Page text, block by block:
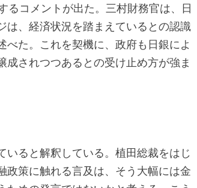
るコメントが出た。三村財務官は、日
は、経済状況を踏まえているとの認識
た。これを契機に、政府も日銀によ
されつつあるとの受け止め方が強ま
ると解釈している。植田総裁をはじ
策に触れる言及は、そう大幅には金